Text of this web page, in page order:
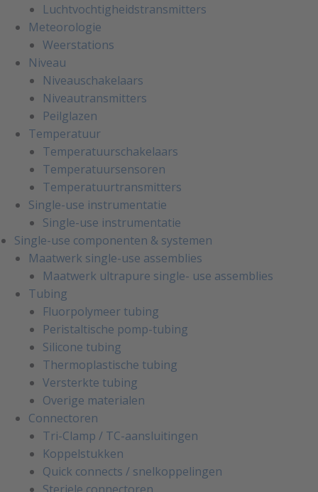
Luchtvochtigheidstransmitters
Meteorologie
Weerstations
Niveau
Niveauschakelaars
Niveautransmitters
Peilglazen
Temperatuur
Temperatuurschakelaars
Temperatuursensoren
Temperatuurtransmitters
Single-use instrumentatie
Single-use instrumentatie
Single-use componenten & systemen
Maatwerk single-use assemblies
Maatwerk ultrapure single- use assemblies
Tubing
Fluorpolymeer tubing
Peristaltische pomp-tubing
Silicone tubing
Thermoplastische tubing
Versterkte tubing
Overige materialen
Connectoren
Tri-Clamp / TC-aansluitingen
Koppelstukken
Quick connects / snelkoppelingen